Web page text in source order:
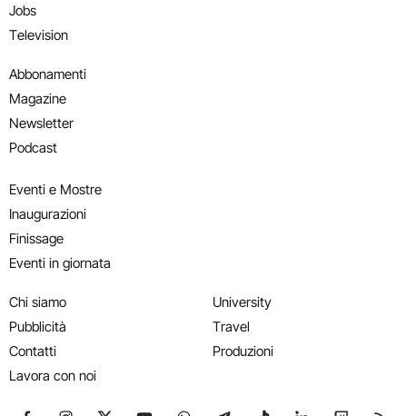
Jobs
Television
Abbonamenti
Magazine
Newsletter
Podcast
Eventi e Mostre
Inaugurazioni
Finissage
Eventi in giornata
Chi siamo
Pubblicità
Contatti
Lavora con noi
University
Travel
Produzioni